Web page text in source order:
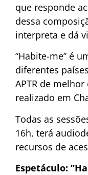
que responde
dessa
interpreta e dá
“Habite-me” é
diferentes
APTR de
realizado em
Todas as
16h, terá
recursos de
Espetáculo: